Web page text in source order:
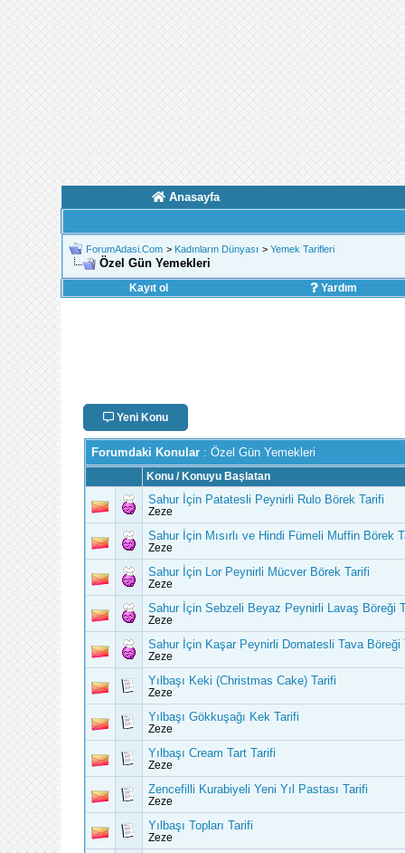
Anasayfa
ForumAdasi.Com > Kadınların Dünyası > Yemek Tarifleri
Özel Gün Yemekleri
Kayıt ol
Yardım
Yeni Konu
Forumdaki Konular: Özel Gün Yemekleri
Konu/ Konuyu Başlatan
Sahur İçin Patatesli Peynirli Rulo Börek Tarifi
Zeze
Sahur İçin Mısırlı ve Hindi Fümeli Muffin Börek
Zeze
Sahur İçin Lor Peynirli Mücver Börek Tarifi
Zeze
Sahur İçin Sebzeli Beyaz Peynirli Lavaş Böreği
Zeze
Sahur İçin Kaşar Peynirli Domatesli Tava Böreği
Zeze
Yılbaşı Keki (Christmas Cake) Tarifi
Zeze
Yılbaşı Gökkuşağı Kek Tarifi
Zeze
Yılbaşı Cream Tart Tarifi
Zeze
Zencefilli Kurabiyeli Yeni Yıl Pastası Tarifi
Zeze
Yılbaşı Topları Tarifi
Zeze